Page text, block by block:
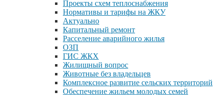
Проекты схем теплоснабжения
Нормативы и тарифы на ЖКУ
Актуально
Капитальный ремонт
Расселение аварийного жилья
ОЗП
ГИС ЖКХ
Жилищный вопрос
Животные без владельцев
Комплексное развитие сельских территорий
Обеспечение жильем молодых семей